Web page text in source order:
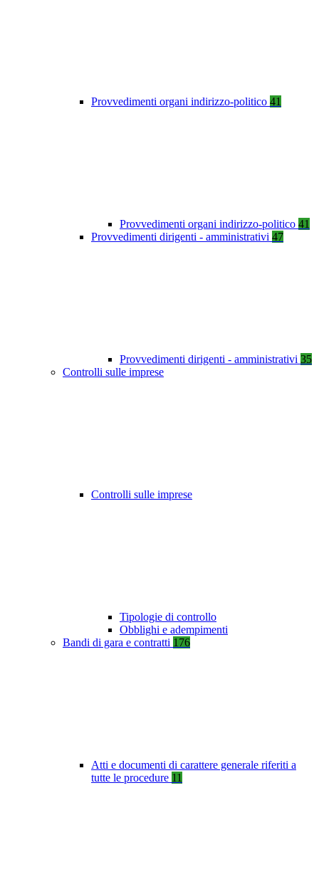
Provvedimenti organi indirizzo-politico 41
Provvedimenti organi indirizzo-politico 41
Provvedimenti dirigenti - amministrativi 47
Provvedimenti dirigenti - amministrativi 35
Controlli sulle imprese
Controlli sulle imprese
Tipologie di controllo
Obblighi e adempimenti
Bandi di gara e contratti 176
Atti e documenti di carattere generale riferiti a
tutte le procedure 11